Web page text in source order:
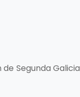
Segunda Galicia